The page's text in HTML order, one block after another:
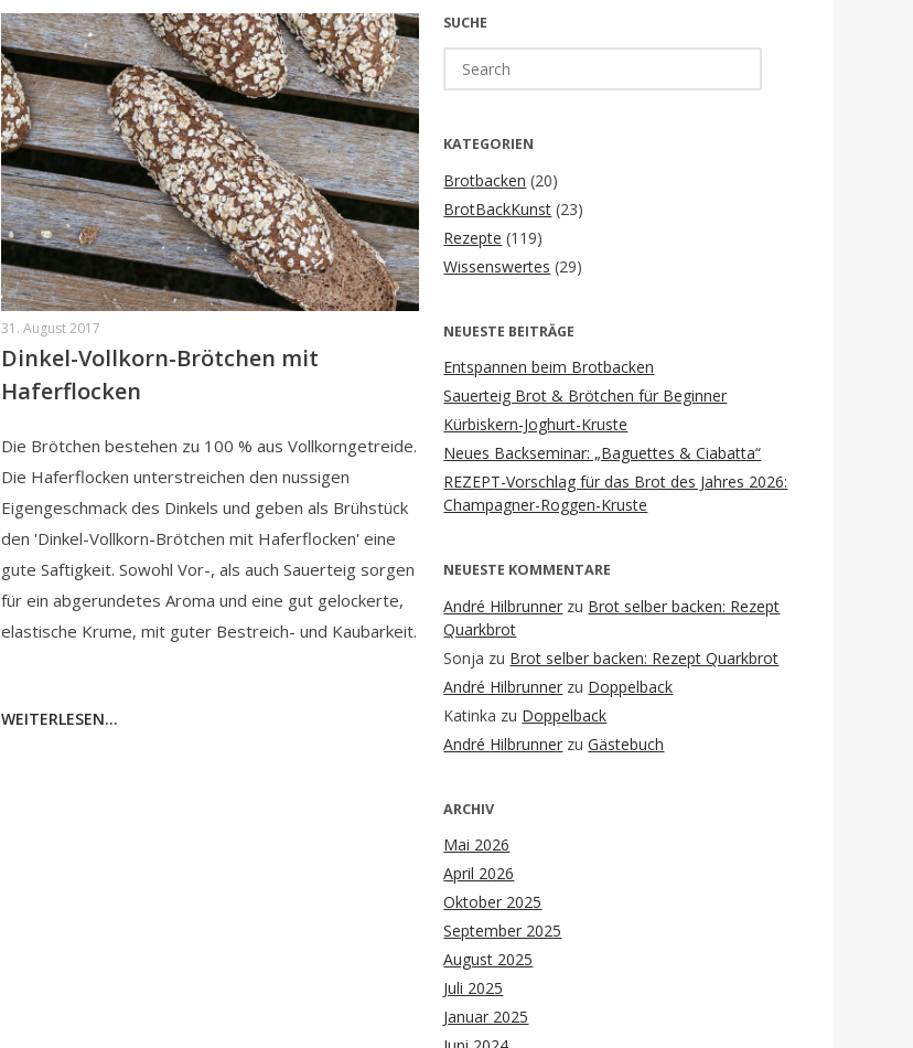
31. August 2017
Dinkel-Vollkorn-Brötchen mit
Haferflocken
Die Brötchen bestehen zu 100 % aus Vollkorngetreide.
Die Haferflocken unterstreichen den nussigen
Eigengeschmack des Dinkels und geben als Brühstück
den 'Dinkel-Vollkorn-Brötchen mit Haferflocken' eine
gute Saftigkeit. Sowohl Vor-, als auch Sauerteig sorgen
für ein abgerundetes Aroma und eine gut gelockerte,
elastische Krume, mit guter Bestreich- und Kaubarkeit.
WEITERLESEN...
SUCHE
for:
KATEGORIEN
Brotbacken (20)
BrotBackKunst (23)
Rezepte (119)
Wissenswertes (29)
NEUESTE BEITRÄGE
Entspannen beim Brotbacken
Sauerteig Brot & Brötchen für Beginner
Kürbiskern-Joghurt-Kruste
Neues Backseminar: „Baguettes & Ciabatta“
REZEPT-Vorschlag für das Brot des Jahres 2026:
Champagner-Roggen-Kruste
NEUESTE KOMMENTARE
André Hilbrunner zu Brot selber backen: Rezept
Quarkbrot
Sonja zu Brot selber backen: Rezept Quarkbrot
André Hilbrunner zu Doppelback
Katinka zu Doppelback
André Hilbrunner zuGästebuch
ARCHIV
Mai 2026
April 2026
Oktober 2025
September 2025
August 2025
Juli 2025
Januar 2025